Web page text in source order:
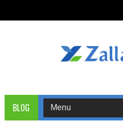
BLOG